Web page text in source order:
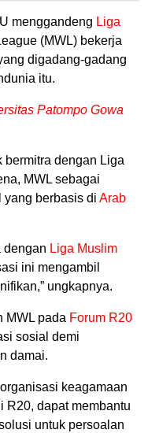
menggandeng Liga
(MWL) bekerja
digadang-gadang
itu.
Patompo Gowa
bermitra dengan Liga
MWL sebagai
yang berbasis di Arab
dengan Liga Muslim
ini mengambil
ungkapnya.
MWL pada Forum R20
sosial demi
damai.
keagamaan
R20, dapat membantu
untuk persoalan